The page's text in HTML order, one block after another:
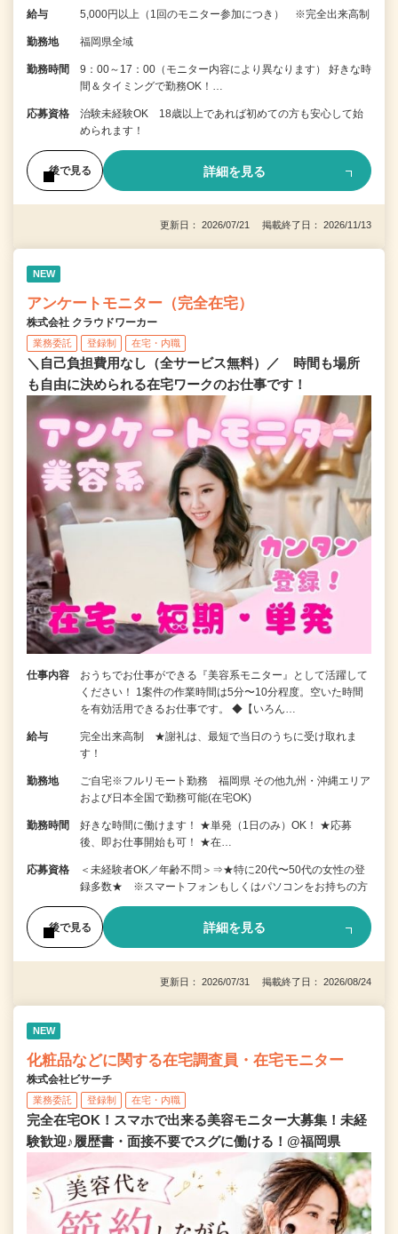
給与 5,000円以上（1回のモニター参加につき） ※完全出来高制
勤務地 福岡県全域
勤務時間
9：00～17：00（モニター内容により異なります） 好きな時
間＆タイミングで勤務OK！…
応募資格
治験未経験OK 18歳以上であれば初めての方も安心して始
められます！
後で見る 詳細を見る
更新日： 2026/07/21 掲載終了日： 2026/11/13
NEW
アンケートモニター（完全在宅）
株式会社 クラウドワーカー
業務委託 登録制 在宅・内職
＼自己負担費用なし（全サービス無料）／ 時間も場所
も自由に決められる在宅ワークのお仕事です！
仕事内容
おうちでお仕事ができる『美容系モニター』として活躍して
ください！ 1案件の作業時間は5分〜10分程度。空いた時間
を有効活用できるお仕事です。 ◆【いろん…
給与
完全出来高制 ★謝礼は、最短で当日のうちに受け取れま
す！
勤務地
ご自宅※フルリモート勤務 福岡県 その他九州・沖縄エリア
および日本全国で勤務可能(在宅OK)
勤務時間
好きな時間に働けます！ ★単発（1日のみ）OK！ ★応募
後、即お仕事開始も可！ ★在…
応募資格
＜未経験者OK／年齢不問＞⇒★特に20代〜50代の女性の登
録多数★ ※スマートフォンもしくはパソコンをお持ちの方
後で見る 詳細を見る
更新日： 2026/07/31 掲載終了日： 2026/08/24
NEW
化粧品などに関する在宅調査員・在宅モニター
株式会社ビサーチ
業務委託 登録制 在宅・内職
完全在宅OK！スマホで出来る美容モニター大募集！未経
験歓迎♪履歴書・面接不要でスグに働ける！@福岡県